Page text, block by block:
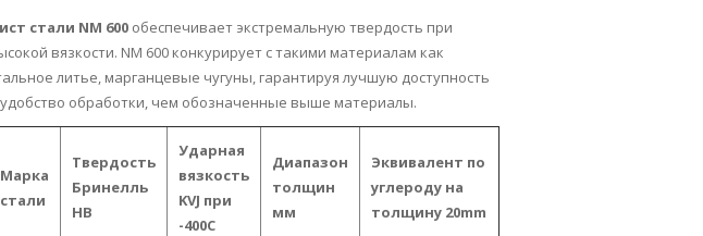
стали NM 600 обеспечивает экстремальную твердость при
вязкости. NM 600 конкурирует с такими материалам как
литье, марганцевые чугуны, гарантируя лучшую доступность
обработки, чем обозначенные выше материалы.
Марка
стали
Твердость
Бринелль
HB
Ударная
вязкость
KVJ при
-400C
Диапазон
толщин
мм
Эквивалент по
углероду на
толщину 20mm